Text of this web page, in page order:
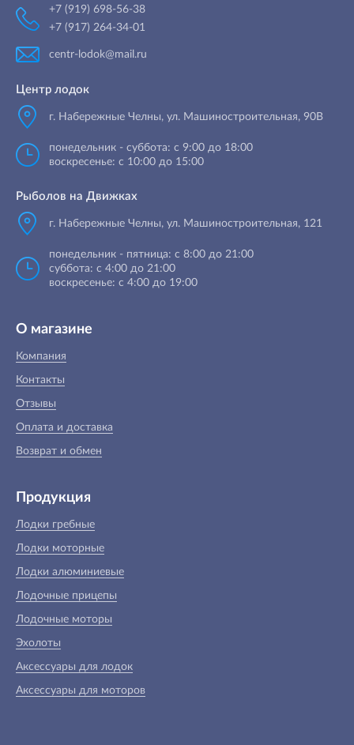
+7 (919) 698-56-38
+7 (917) 264-34-01
centr-lodok@mail.ru
Центр лодок
г. Набережные Челны, ул. Машиностроительная, 90B
понедельник - суббота: с 9:00 до 18:00
воскресенье: с 10:00 до 15:00
Рыболов на Движках
г. Набережные Челны, ул. Машиностроительная, 121
понедельник - пятница: с 8:00 до 21:00
суббота: с 4:00 до 21:00
воскресенье: с 4:00 до 19:00
О магазине
Компания
Контакты
Отзывы
Оплата и доставка
Возврат и обмен
Продукция
Лодки гребные
Лодки моторные
Лодки алюминиевые
Лодочные прицепы
Лодочные моторы
Эхолоты
Аксессуары для лодок
Аксессуары для моторов